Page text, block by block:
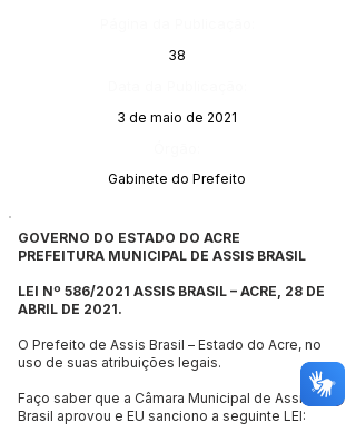
38
3 de maio de 2021
Gabinete do Prefeito
GOVERNO DO ESTADO DO ACRE
PREFEITURA MUNICIPAL DE ASSIS BRASIL
LEI Nº 586/2021 ASSIS BRASIL – ACRE, 28 DE
ABRIL DE 2021.
O Prefeito de Assis Brasil – Estado do Acre, no
uso de suas atribuições legais.
Faço saber que a Câmara Municipal de Assis
Brasil aprovou e EU sanciono a seguinte LEI: